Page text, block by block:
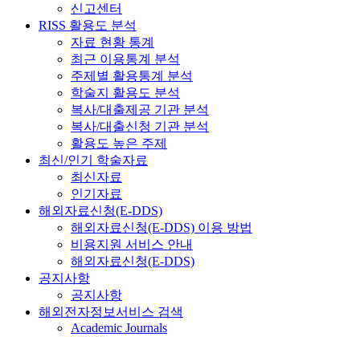
신고센터
RISS 활용도 분석
자료 현황 통계
최근 이용통계 분석
주제별 활용통계 분석
학술지 활용도 분석
복사/대출제공 기관 분석
복사/대출신청 기관 분석
활용도 높은 주제
최신/인기 학술자료
최신자료
인기자료
해외자료신청(E-DDS)
해외자료신청(E-DDS) 이용 방법
비용지원 서비스 안내
해외자료신청(E-DDS)
공지사항
공지사항
해외전자정보서비스 검색
Academic Journals